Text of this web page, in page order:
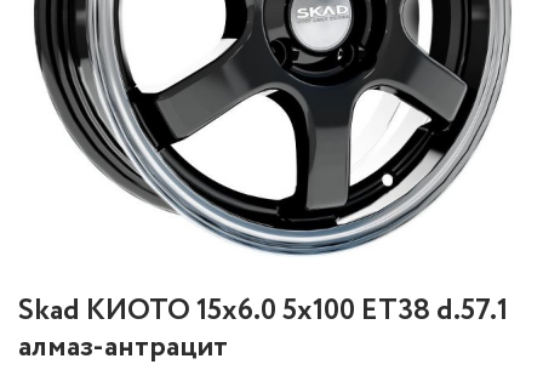
Skad КИОТО 15x6.0 5x100 ET38 d.57.1
алмаз-антрацит